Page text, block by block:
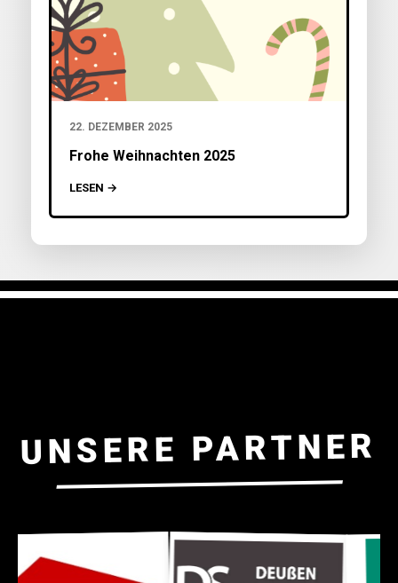
22. DEZEMBER 2025
Frohe Weihnachten 2025
LESEN →
UNSERE PARTNER